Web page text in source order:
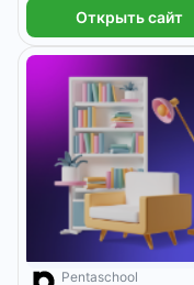
Открыть сайт
Pentaschool